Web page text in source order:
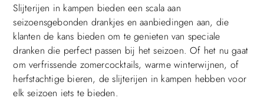
Slijterijen in kampen bieden een scala aan
seizoensgebonden drankjes en aanbiedingen aan, die
klanten de kans bieden om te genieten van speciale
dranken die perfect passen bij het seizoen. Of het nu gaat
om verfrissende zomercocktails, warme winterwijnen, of
herfstachtige bieren, de slijterijen in kampen hebben voor
elk seizoen iets te bieden.